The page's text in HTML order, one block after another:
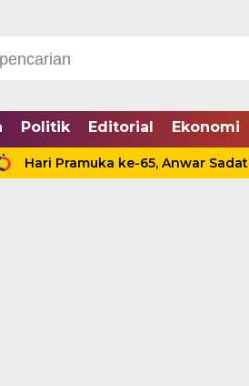
Politik Editorial Ekonomi
Pramuka ke-65, Anwar Sadat